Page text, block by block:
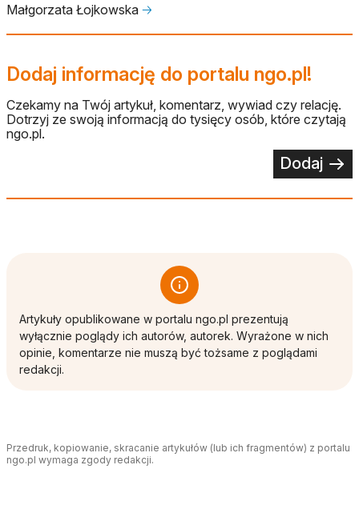
Małgorzata Łojkowska 🡢
Dodaj informację do portalu ngo.pl!
Czekamy na Twój artykuł, komentarz, wywiad czy relację.
Dotrzyj ze swoją informacją do tysięcy osób, które czytają
ngo.pl.
Dodaj
Artykuły opublikowane w portalu ngo.pl prezentują
wyłącznie poglądy ich autorów, autorek. Wyrażone w nich
opinie, komentarze nie muszą być tożsame z poglądami
redakcji.
Przedruk, kopiowanie, skracanie artykułów (lub ich fragmentów) z portalu
ngo.pl wymaga zgody redakcji.